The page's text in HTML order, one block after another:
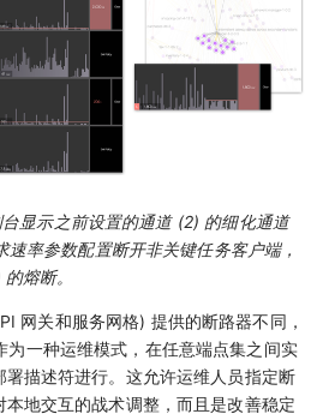
显示之前设置的通道 (2) 的细化通道
率参数配置断开非关键任务客户端，
熔断。
网关和服务网格) 提供的断路器不同，
一种运维模式，在任意端点集之间实
描述符进行。这允许运维人员指定断
地交互的战术调整，而且是改善稳定